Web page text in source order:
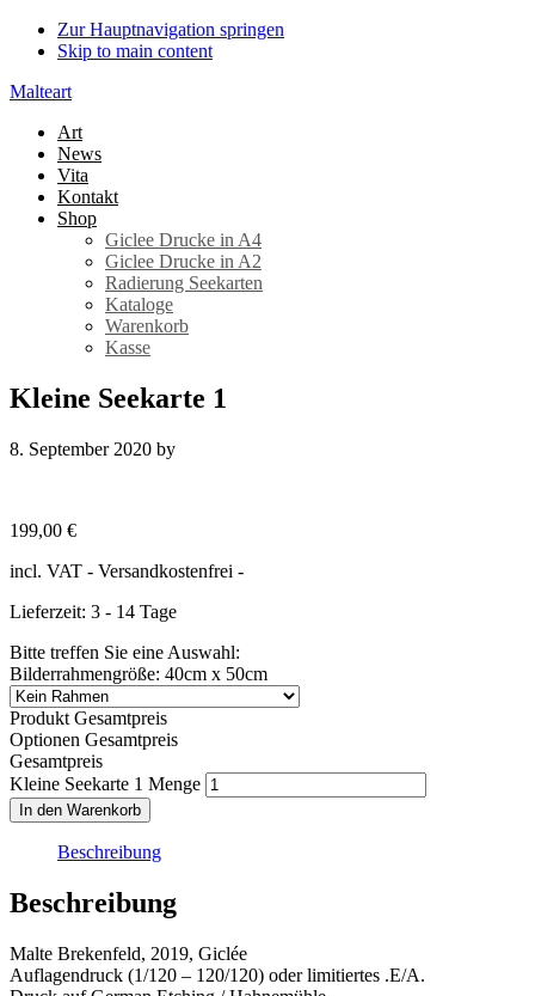
Zur Hauptnavigation springen
Skip to main content
Malteart
Art
News
Vita
Kontakt
Shop
Giclee Drucke in A4
Giclee Drucke in A2
Radierung Seekarten
Kataloge
Warenkorb
Kasse
Kleine Seekarte 1
8. September 2020 by
199,00 €
incl. VAT - Versandkostenfrei -
Lieferzeit: 3 - 14 Tage
Bitte treffen Sie eine Auswahl:
Bilderrahmengröße: 40cm x 50cm
Produkt Gesamtpreis
Optionen Gesamtpreis
Gesamtpreis
Kleine Seekarte 1 Menge
In den Warenkorb
Beschreibung
Beschreibung
Malte Brekenfeld, 2019, Giclée
Auflagendruck (1/120 – 120/120) oder limitiertes .E/A.